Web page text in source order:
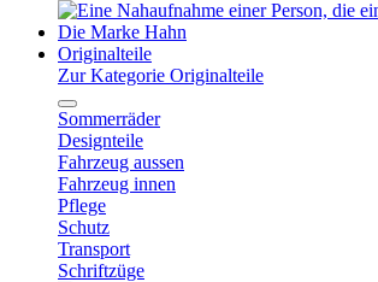
Die Marke Hahn
Originalteile
Zur Kategorie Originalteile
Sommerräder
Designteile
Fahrzeug aussen
Fahrzeug innen
Pflege
Schutz
Transport
Schriftzüge